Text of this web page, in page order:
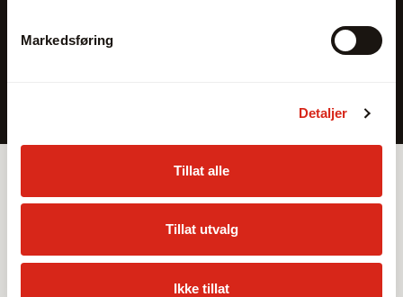
Markedsføring
Detaljer
Tillat alle
Tillat utvalg
Ikke tillat
Leverandører